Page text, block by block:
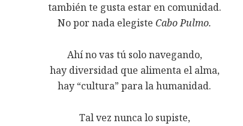
también te gusta estar en comunidad.
No por nada elegiste Cabo Pulmo.
Ahí no vas tú solo navegando,
hay diversidad que alimenta el alma,
hay “cultura” para la humanidad.
Tal vez nunca lo supiste,